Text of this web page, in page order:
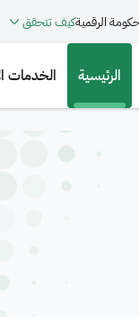
الرقميةكيف تتحقق
الرئيسية الخدمات